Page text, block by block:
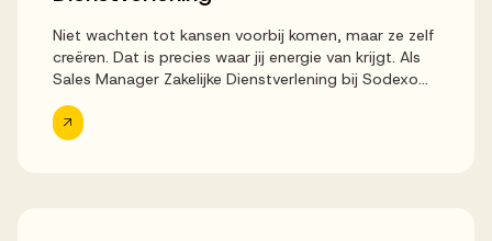
Niet wachten tot kansen voorbij komen, maar ze zelf
creëren. Dat is precies waar jij energie van krijgt. Als
Sales Manager Zakelijke Dienstverlening bij Sodexo
krijg je de ruimte om nieuwe markten te ontwikkelen,
strategische...